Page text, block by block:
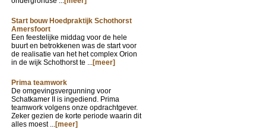
Start bouw Hoedpraktijk Schothorst
Amersfoort
Een feestelijke middag voor de hele
buurt en betrokkenen was de start voor
de realisatie van het het complex Orion
in de wijk Schothorst te ...[meer]
Prima teamwork
De omgevingsvergunning voor
Schatkamer II is ingediend. Prima
teamwork volgens onze opdrachtgever.
Zeker gezien de korte periode waarin dit
alles moest ...[meer]